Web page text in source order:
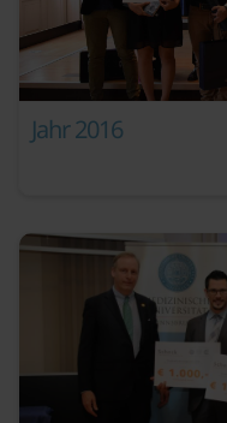
Jahr 2016